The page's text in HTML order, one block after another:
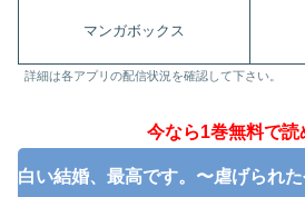
マンガボックス
詳細は各アプリの配信状況を確認して下さい。
今なら1巻無料で読
白い結婚、最高です。〜虐げられ